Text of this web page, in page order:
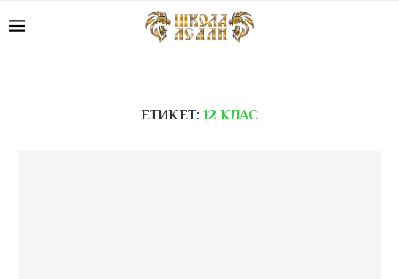
ЕТИКЕТ: 12 КЛАС